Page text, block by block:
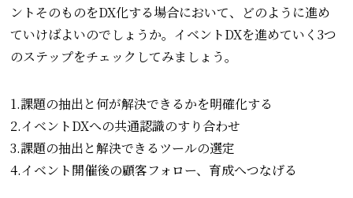
ントそのものをDX化する場合において、どのように進め
ていけばよいのでしょうか。イベントDXを進めていく3つ
のステップをチェックしてみましょう。
1.課題の抽出と何が解決できるかを明確化する
2.イベントDXへの共通認識のすり合わせ
3.課題の抽出と解決できるツールの選定
4.イベント開催後の顧客フォロー、育成へつなげる